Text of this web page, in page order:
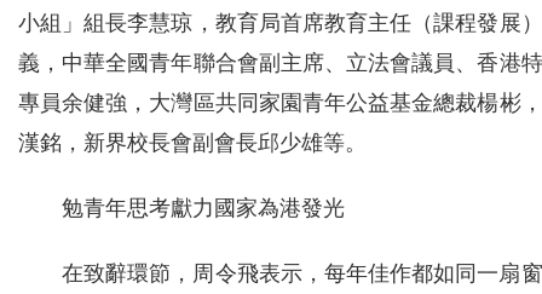
小組」組長李慧琼，教育局首席教育主任（課程發展
義，中華全國青年聯合會副主席、立法會議員、香港
專員余健強，大灣區共同家園青年公益基金總裁楊彬
漢銘，新界校長會副會長邱少雄等。
勉青年思考獻力國家為港發光
在致辭環節，周令飛表示，每年佳作都如同一扇